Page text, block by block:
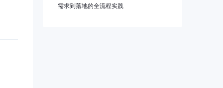
需求到落地的全流程实践